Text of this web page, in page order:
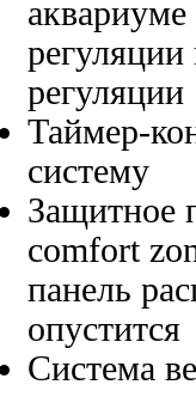
регуляции
регуляции
Таймер-
систему
Защитное
comfort
панель
опустится
Система